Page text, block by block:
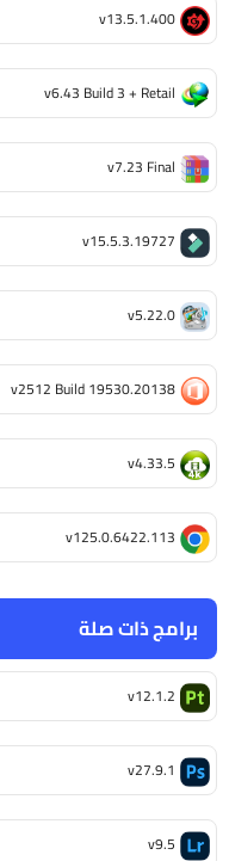
برامج ذات صلة
v12.1.2
v27.9.1
v9.5
v13.5.1.400
v6.43 Build 3 + Retail
v7.23 Final
v15.5.3.19727
v5.22.0
v2512 Build 19530.20138
v4.33.5
v125.0.6422.113